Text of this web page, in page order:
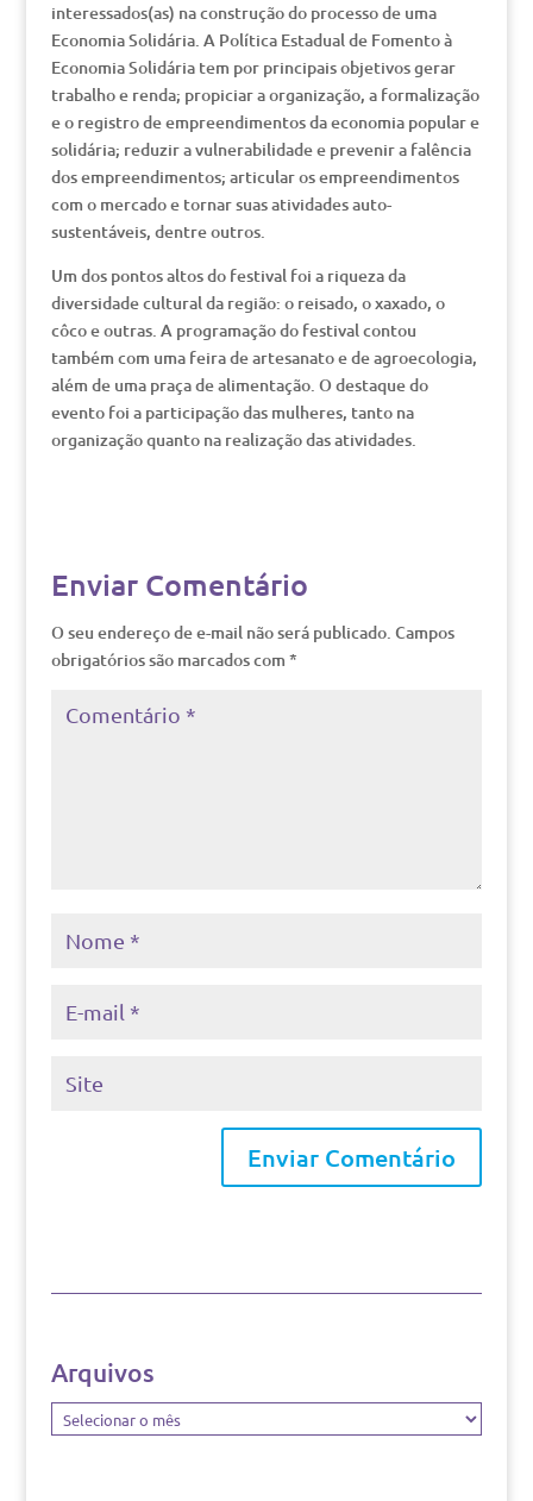
interessados(as) na construção do processo de uma
Economia Solidária. A Política Estadual de Fomento à
Economia Solidária tem por principais objetivos gerar
trabalho e renda; propiciar a organização, a formalização
e o registro de empreendimentos da economia popular e
solidária; reduzir a vulnerabilidade e prevenir a falência
dos empreendimentos; articular os empreendimentos
com o mercado e tornar suas atividades auto-
sustentáveis, dentre outros.
Um dos pontos altos do festival foi a riqueza da
diversidade cultural da região: o reisado, o xaxado, o
côco e outras. A programação do festival contou
também com uma feira de artesanato e de agroecologia,
além de uma praça de alimentação. O destaque do
evento foi a participação das mulheres, tanto na
organização quanto na realização das atividades.
Enviar Comentário
O seu endereço de e-mail não será publicado. Campos
obrigatórios são marcados com *
Arquivos
Arquivos